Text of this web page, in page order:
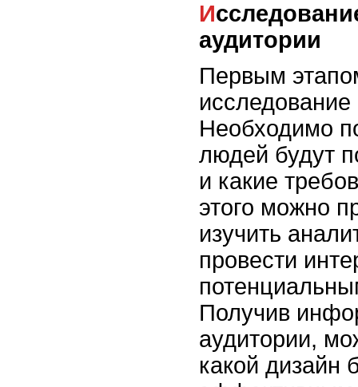
Исследование целевой
аудитории
Первым
Необходимо
людей будут
и какие
этого можно
изучить
провести
Получив
аудитории,
какой дизайн